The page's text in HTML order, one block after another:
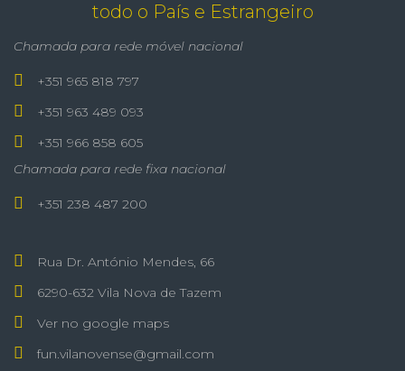
todo o País e Estrangeiro
Chamada para rede móvel nacional
+351 965 818 797
+351 963 489 093
+351 966 858 605
Chamada para rede fixa nacional
+351 238 487 200
Rua Dr. António Mendes, 66
6290-632 Vila Nova de Tazem
Ver no google maps
fun.vilanovense@gmail.com